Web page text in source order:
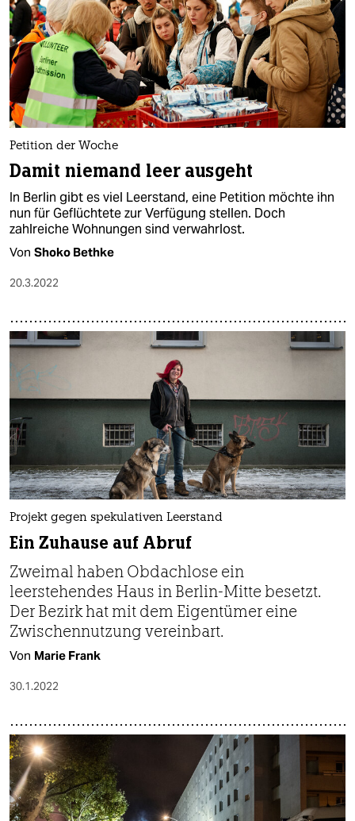
Petition der Woche
Damit niemand leer ausgeht
In Berlin gibt es viel Leerstand, eine Petition möchte ihn
nun für Geflüchtete zur Verfügung stellen. Doch
zahlreiche Wohnungen sind verwahrlost.
Von Shoko Bethke
20.3.2022
Projekt gegen spekulativen Leerstand
Ein Zuhause auf Abruf
Zweimal haben Obdachlose ein
leerstehendes Haus in Berlin-Mitte besetzt.
Der Bezirk hat mit dem Eigentümer eine
Zwischennutzung vereinbart.
Von Marie Frank
30.1.2022